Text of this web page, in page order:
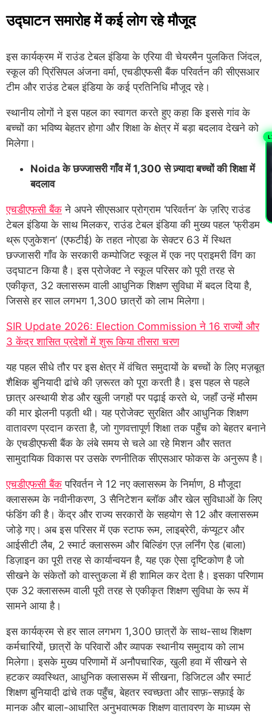
उद्घाटन समारोह में कई लोग रहे मौजूद
इस कार्यक्रम में राउंड टेबल इंडिया के एरिया वी चेयरमैन पुलकित जिंदल,
स्कूल की प्रिंसिपल अंजना वर्मा, एचडीएफसी बैंक परिवर्तन की सीएसआर
टीम और राउंड टेबल इंडिया के कई प्रतिनिधि मौजूद रहे।
स्थानीय लोगों ने इस पहल का स्वागत करते हुए कहा कि इससे गांव के
बच्चों का भविष्य बेहतर होगा और शिक्षा के क्षेत्र में बड़ा बदलाव देखने को
मिलेगा।
Noida के छज्जासरी गाँव में 1,300 से ज़्यादा बच्चों की शिक्षा में
बदलाव
एचडीएफसी बैंक ने अपने सीएसआर प्रोग्राम ‘परिवर्तन’ के ज़रिए राउंड
टेबल इंडिया के साथ मिलकर, राउंड टेबल इंडिया की मुख्य पहल ‘फ्रीडम
थ्रू एजुकेशन’ (एफटीई) के तहत नोएडा के सेक्टर 63 में स्थित
छज्जासरी गाँव के सरकारी कम्पोजिट स्कूल में एक नए प्राइमरी विंग का
उद्घाटन किया है। इस प्रोजेक्ट ने स्कूल परिसर को पूरी तरह से
एकीकृत, 32 क्लासरूम वाली आधुनिक शिक्षण सुविधा में बदल दिया है,
जिससे हर साल लगभग 1,300 छात्रों को लाभ मिलेगा।
SIR Update 2026: Election Commission ने 16 राज्यों और
3 केंद्र शासित प्रदेशों में शुरू किया तीसरा चरण
यह पहल सीधे तौर पर इस क्षेत्र में वंचित समुदायों के बच्चों के लिए मज़बूत
शैक्षिक बुनियादी ढांचे की ज़रूरत को पूरा करती है। इस पहल से पहले
छात्र अस्थायी शेड और खुली जगहों पर पढ़ाई करते थे, जहाँ उन्हें मौसम
की मार झेलनी पड़ती थी। यह प्रोजेक्ट सुरक्षित और आधुनिक शिक्षण
वातावरण प्रदान करता है, जो गुणवत्तापूर्ण शिक्षा तक पहुँच को बेहतर बनाने
के एचडीएफसी बैंक के लंबे समय से चले आ रहे मिशन और सतत
सामुदायिक विकास पर उसके रणनीतिक सीएसआर फोकस के अनुरूप है।
एचडीएफसी बैंक परिवर्तन ने 12 नए क्लासरूम के निर्माण, 8 मौजूदा
क्लासरूम के नवीनीकरण, 3 सैनिटेशन ब्लॉक और खेल सुविधाओं के लिए
फंडिंग की है। केंद्र और राज्य सरकारों के सहयोग से 12 और क्लासरूम
जोड़े गए। अब इस परिसर में एक स्टाफ रूम, लाइब्रेरी, कंप्यूटर और
आईसीटी लैब, 2 स्मार्ट क्लासरूम और बिल्डिंग एज़ लर्निंग ऐड (बाला)
डिज़ाइन का पूरी तरह से कार्यान्वयन है, यह एक ऐसा दृष्टिकोण है जो
सीखने के संकेतों को वास्तुकला में ही शामिल कर देता है। इसका परिणाम
एक 32 क्लासरूम वाली पूरी तरह से एकीकृत शिक्षण सुविधा के रूप में
सामने आया है।
इस कार्यक्रम से हर साल लगभग 1,300 छात्रों के साथ-साथ शिक्षण
कर्मचारियों, छात्रों के परिवारों और व्यापक स्थानीय समुदाय को लाभ
मिलेगा। इसके मुख्य परिणामों में अनौपचारिक, खुली हवा में सीखने से
हटकर व्यवस्थित, आधुनिक क्लासरूम में सीखना, डिजिटल और स्मार्ट
शिक्षण बुनियादी ढांचे तक पहुँच, बेहतर स्वच्छता और साफ़-सफ़ाई के
मानक और बाला-आधारित अनुभवात्मक शिक्षण वातावरण के माध्यम से